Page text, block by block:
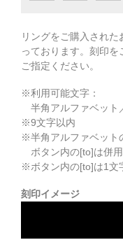
リングをご購入され
っております。 刻印を
ご指定ください。
※利用可能文字：
半角アルファベット
※9文字以内
※半角アルファベット
ボタン内の[to]は併用
※ボタン内の[to]は1文
刻印イメージ